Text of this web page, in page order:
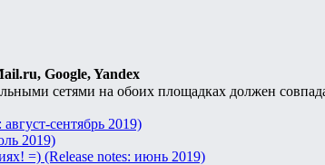
Google, Yandex
сетями на обоих площадках должен
сентябрь 2019)
2019)
=) (Release notes: июнь 2019)